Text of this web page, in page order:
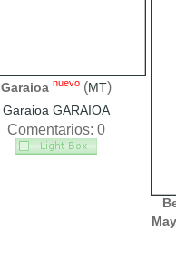
Garaioa nuevo (MT)
Garaioa GARAIOA
Comentarios: 0